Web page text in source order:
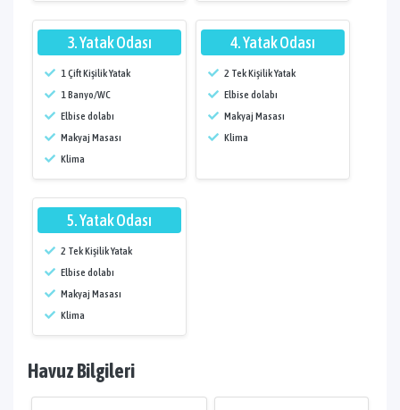
3. Yatak Odası
1 Çift Kişilik Yatak
1 Banyo/WC
Elbise dolabı
Makyaj Masası
Klima
4. Yatak Odası
2 Tek Kişilik Yatak
Elbise dolabı
Makyaj Masası
Klima
5. Yatak Odası
2 Tek Kişilik Yatak
Elbise dolabı
Makyaj Masası
Klima
Havuz Bilgileri